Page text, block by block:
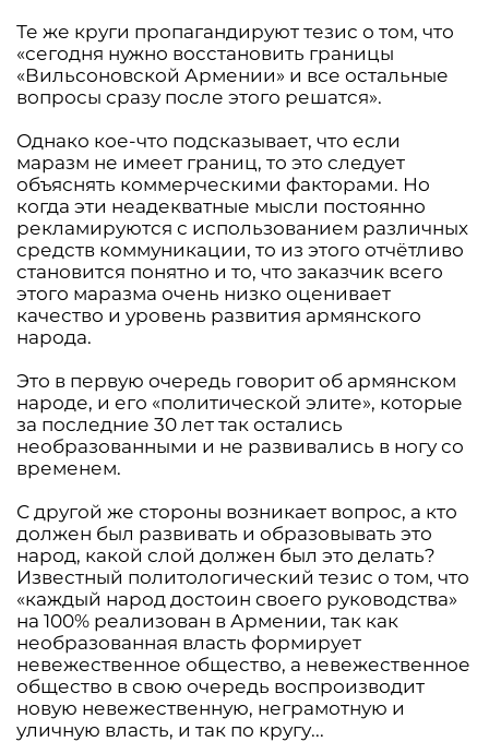
Те же круги пропагандируют тезис о том, что
«сегодня нужно восстановить границы
«Вильсоновской Армении» и все остальные
вопросы сразу после этого решатся».
Однако кое-что подсказывает, что если
маразм не имеет границ, то это следует
объяснять коммерческими факторами. Но
когда эти неадекватные мысли постоянно
рекламируются с использованием различных
средств коммуникации, то из этого отчётливо
становится понятно и то, что заказчик всего
этого маразма очень низко оценивает
качество и уровень развития армянского
народа.
Это в первую очередь говорит об армянском
народе, и его «политической элите», которые
за последние 30 лет так остались
необразованными и не развивались в ногу со
временем.
С другой же стороны возникает вопрос, а кто
должен был развивать и образовывать это
народ, какой слой должен был это делать?
Известный политологический тезис о том, что
«каждый народ достоин своего руководства»
на 100% реализован в Армении, так как
необразованная власть формирует
невежественное общество, а невежественное
общество в свою очередь воспроизводит
новую невежественную, неграмотную и
уличную власть, и так по кругу...